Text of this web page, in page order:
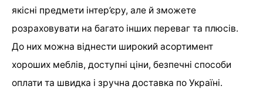
якісні предмети інтер’єру, але й зможете
розраховувати на багато інших переваг та плюсів.
До них можна віднести широкий асортимент
хороших меблів, доступні ціни, безпечні способи
оплати та швидка і зручна доставка по Україні.